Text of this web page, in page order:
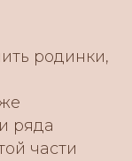
родинки,
ряда
части